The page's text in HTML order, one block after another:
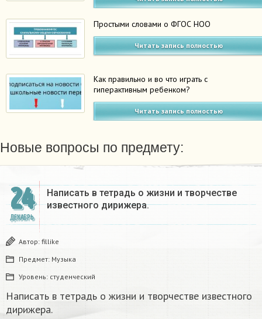
Простыми словами о ФГОС НОО
Читать запись полностью
Как правильно и во что играть с
гиперактивным ребенком?
Читать запись полностью
Новые вопросы по предмету:
24
ДЕКАБРЬ
Написать в тетрадь о жизни и творчестве
известного дирижера.​
Автор: fillike
Предмет: Музыка
Уровень: студенческий
Написать в тетрадь о жизни и творчестве известного
дирижера.​